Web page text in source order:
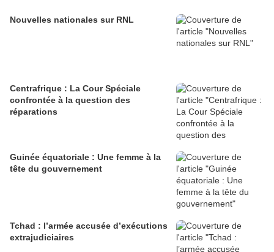
Nouvelles nationales sur RNL
Centrafrique : La Cour Spéciale
confrontée à la question des
réparations
Guinée équatoriale : Une femme à la
tête du gouvernement
Tchad : l’armée accusée d’exécutions
extrajudiciaires